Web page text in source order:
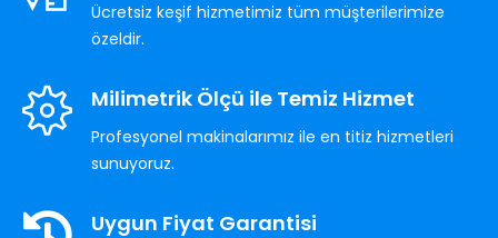
Ücretsiz keşif hizmetimiz tüm müşterilerimize
özeldir.
Milimetrik Ölçü ile Temiz Hizmet
Profesyonel makinalarımız ile en titiz hizmetleri
sunuyoruz.
Uygun Fiyat Garantisi